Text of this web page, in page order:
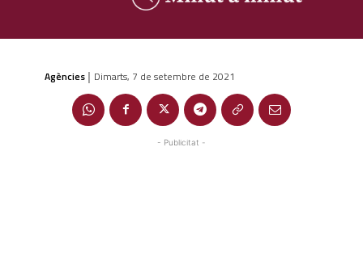
Agències | Dimarts, 7 de setembre de 2021
- Publicitat -